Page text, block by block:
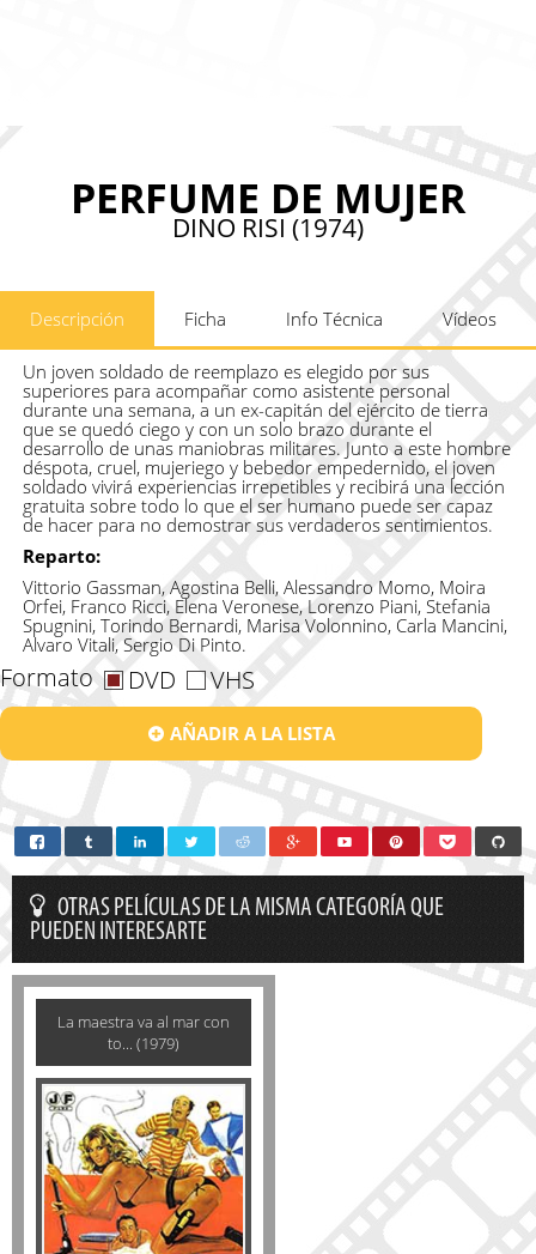
PERFUME DE MUJER
DINO RISI (1974)
Descripción Ficha Info Técnica Vídeos
Un joven soldado de reemplazo es elegido por sus
superiores para acompañar como asistente personal
durante una semana, a un ex-capitán del ejército de tierra
que se quedó ciego y con un solo brazo durante el
desarrollo de unas maniobras militares. Junto a este hombre
déspota, cruel, mujeriego y bebedor empedernido, el joven
soldado vivirá experiencias irrepetibles y recibirá una lección
gratuita sobre todo lo que el ser humano puede ser capaz
de hacer para no demostrar sus verdaderos sentimientos.
Reparto:
Vittorio Gassman, Agostina Belli, Alessandro Momo, Moira
Orfei, Franco Ricci, Elena Veronese, Lorenzo Piani, Stefania
Spugnini, Torindo Bernardi, Marisa Volonnino, Carla Mancini,
Alvaro Vitali, Sergio Di Pinto.
Formato DVD VHS
AÑADIR A LA LISTA
OTRAS PELÍCULAS DE LA MISMA CATEGORÍA QUE
PUEDEN INTERESARTE
La maestra va al mar con
to... (1979)